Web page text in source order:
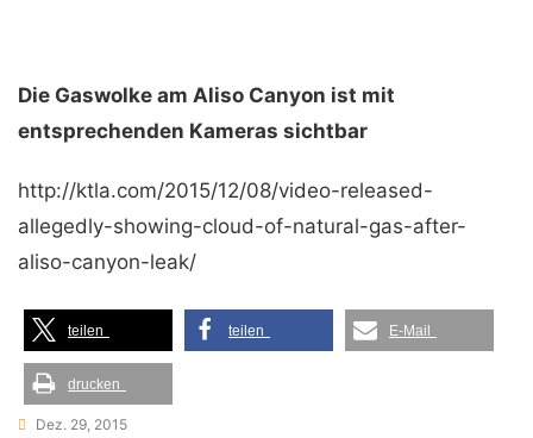
Die Gaswolke am Aliso Canyon ist mit
entsprechenden Kameras sichtbar
http://ktla.com/2015/12/08/video-released-
allegedly-showing-cloud-of-natural-gas-after-
aliso-canyon-leak/
teilen teilen E-Mail
drucken
Dez. 29, 2015